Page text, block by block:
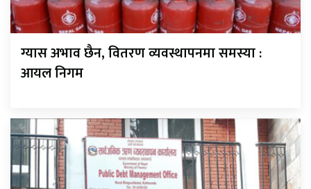
ग्यास अभाव छैन, वितरण व्यवस्थापनमा समस्या :
आयल निगम